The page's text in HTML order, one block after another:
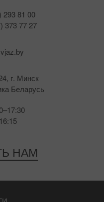
293 81 00
373 77 27
НАМ
г. Минск
Беларусь